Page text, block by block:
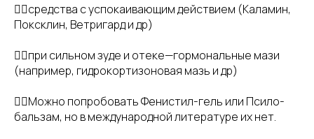
👉🏻средства с успокаивающим действием (Каламин,
Поксклин, Ветригард и др)
👉🏻при сильном зуде и отеке—гормональные мази
(например, гидрокортизоновая мазь и др)
👉🏻Можно попробовать Фенистил-гель или Псило-
бальзам, но в международной литературе их нет.